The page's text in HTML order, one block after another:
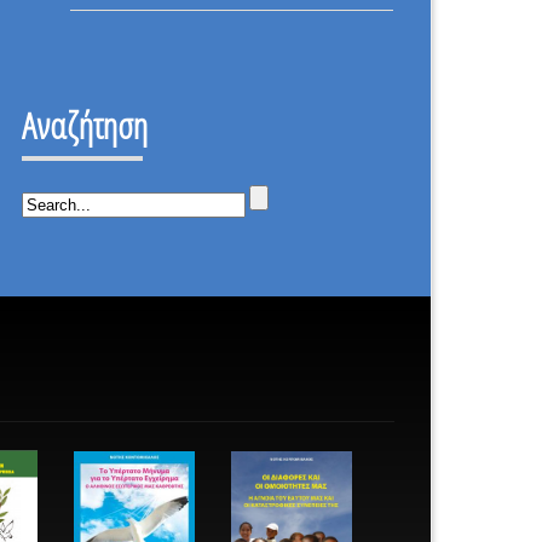
ΕΠΑΝΑΣΤΑΣΗ
Αναζήτηση